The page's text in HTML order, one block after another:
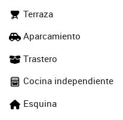
Terraza
Aparcamiento
Trastero
Cocina independiente
Esquina